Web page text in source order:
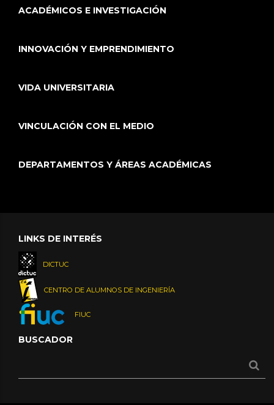
ACADÉMICOS E INVESTIGACIÓN
INNOVACIÓN Y EMPRENDIMIENTO
VIDA UNIVERSITARIA
VINCULACIÓN CON EL MEDIO
DEPARTAMENTOS Y ÁREAS ACADÉMICAS
LINKS DE INTERÉS
DICTUC
CENTRO DE ALUMNOS DE INGENIERÍA
FIUC
BUSCADOR